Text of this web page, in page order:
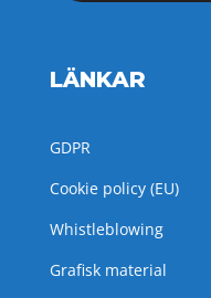
LÄNKAR
GDPR
Cookie policy (EU)
Whistleblowing
Grafisk material